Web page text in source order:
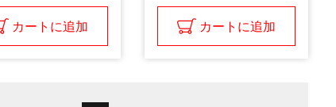
カートに追加 カートに追加